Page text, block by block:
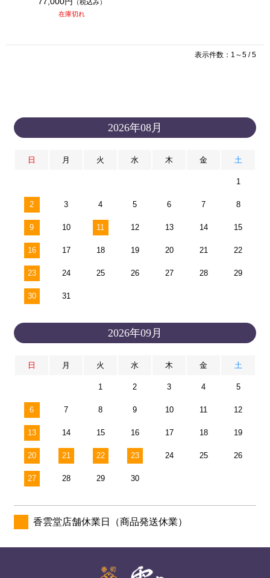
（税込み）
在庫切れ
表示件数：1～5 / 5
2026年08月
日 月 火 水 木 金 土
1
2 3 4 5 6 7 8
9 10 11 12 13 14 15
16 17 18 19 20 21 22
23 24 25 26 27 28 29
30 31
2026年09月
日 月 火 水 木 金 土
1 2 3 4 5
6 7 8 9 10 11 12
13 14 15 16 17 18 19
20 21 22 23 24 25 26
27 28 29 30
香雲堂店舗休業日（商品発送休業）